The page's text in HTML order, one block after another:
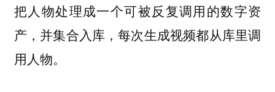
把人物处理成一个可被反复调用的数字资
产，并集合入库，每次生成视频都从库里调
用人物。